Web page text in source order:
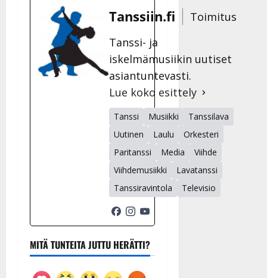
Tanssiin.fi
Toimitus
Tanssi- ja
iskelmämusiikin uutiset
asiantuntevasti.
Lue koko esittely
Tanssi Musiikki
Tanssilava
Uutinen
Laulu
Orkesteri
Paritanssi
Media
Viihde
Viihdemusiikki
Lavatanssi
Tanssiravintola
Televisio
MITÄ TUNTEITA JUTTU HERÄTTI?